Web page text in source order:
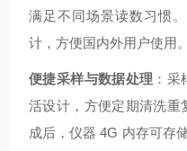
满足不同场景读数习惯
计，方便国内外用户使用。
便捷采样与数据处理 ：
活设计，方便定期清洗重
成后，仪器 4G 内存可存